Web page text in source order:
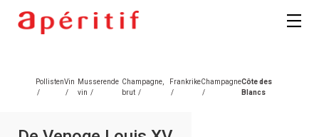
Pollisten
/
Vin
/
Musserende
vin /
Champagne,
brut /
Frankrike
/
Champagne
/
Côte des
Blancs